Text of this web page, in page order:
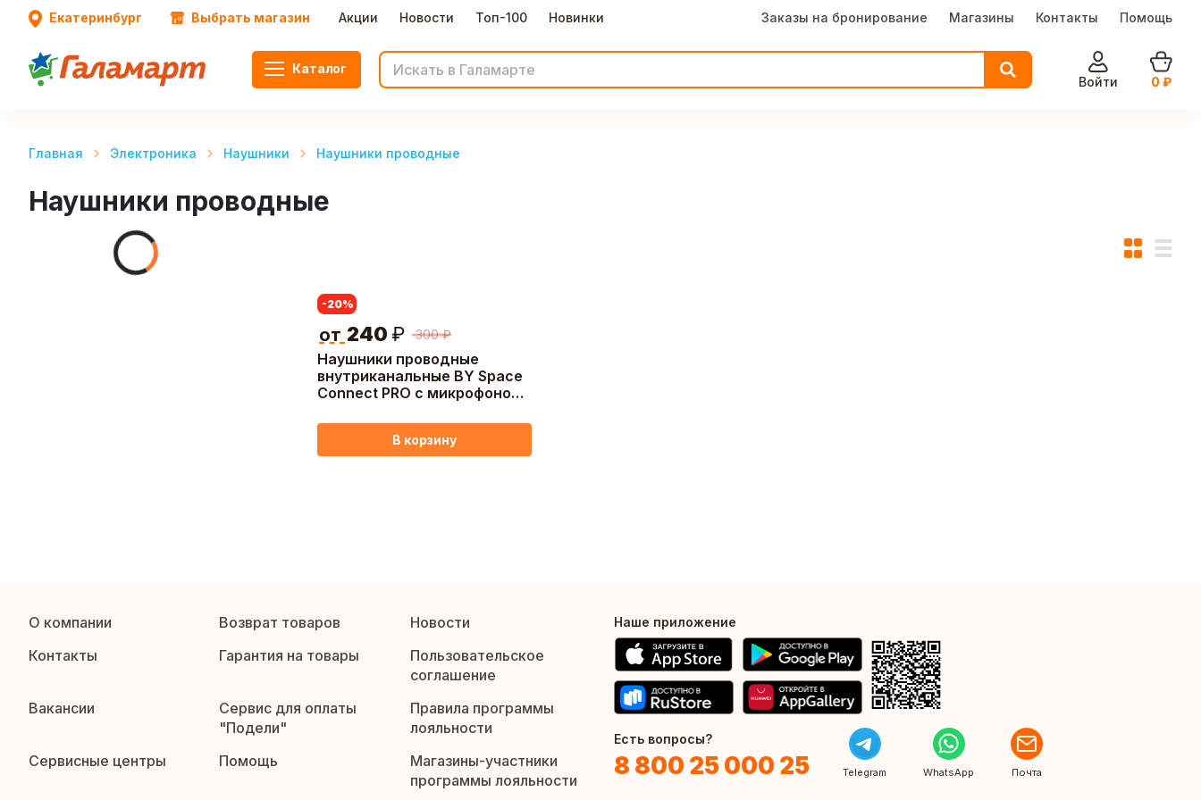
Екатеринбург Выбрать магазин Акции Новости Топ-100 Новинки Заказы на бронирование Магазины Контакты Помощь
Каталог
Войти
0 ₽
Главная Электроника Наушники Наушники проводные
Наушники проводные
Наушники проводные
внутриканальные BY Space
Connect PRO с микрофоном,
-20%
300 ₽
от 240 ₽
В корзину
О компании Возврат товаров
Новости
Контакты
Гарантия на товары
Пользовательское
соглашение
Вакансии
Сервис для оплаты
"Подели"
Правила программы
лояльности
Сервисные центры
Помощь
Магазины-участники
программы лояльности
Наше приложение
Есть вопросы?
8 800 25 000 25 Telegram WhatsApp Почта